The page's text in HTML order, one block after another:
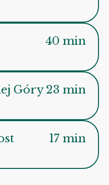
40 min
Góry23 min
17 min